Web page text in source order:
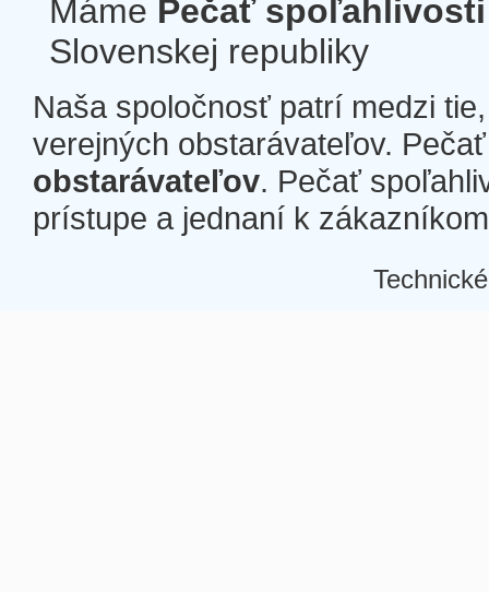
Máme Pečať spoľahlivosti
Slovenskej republiky
Naša spoločnosť patrí medzi
verejných obstarávateľov.
obstarávateľov. Pečať
prístupe a jednaní k